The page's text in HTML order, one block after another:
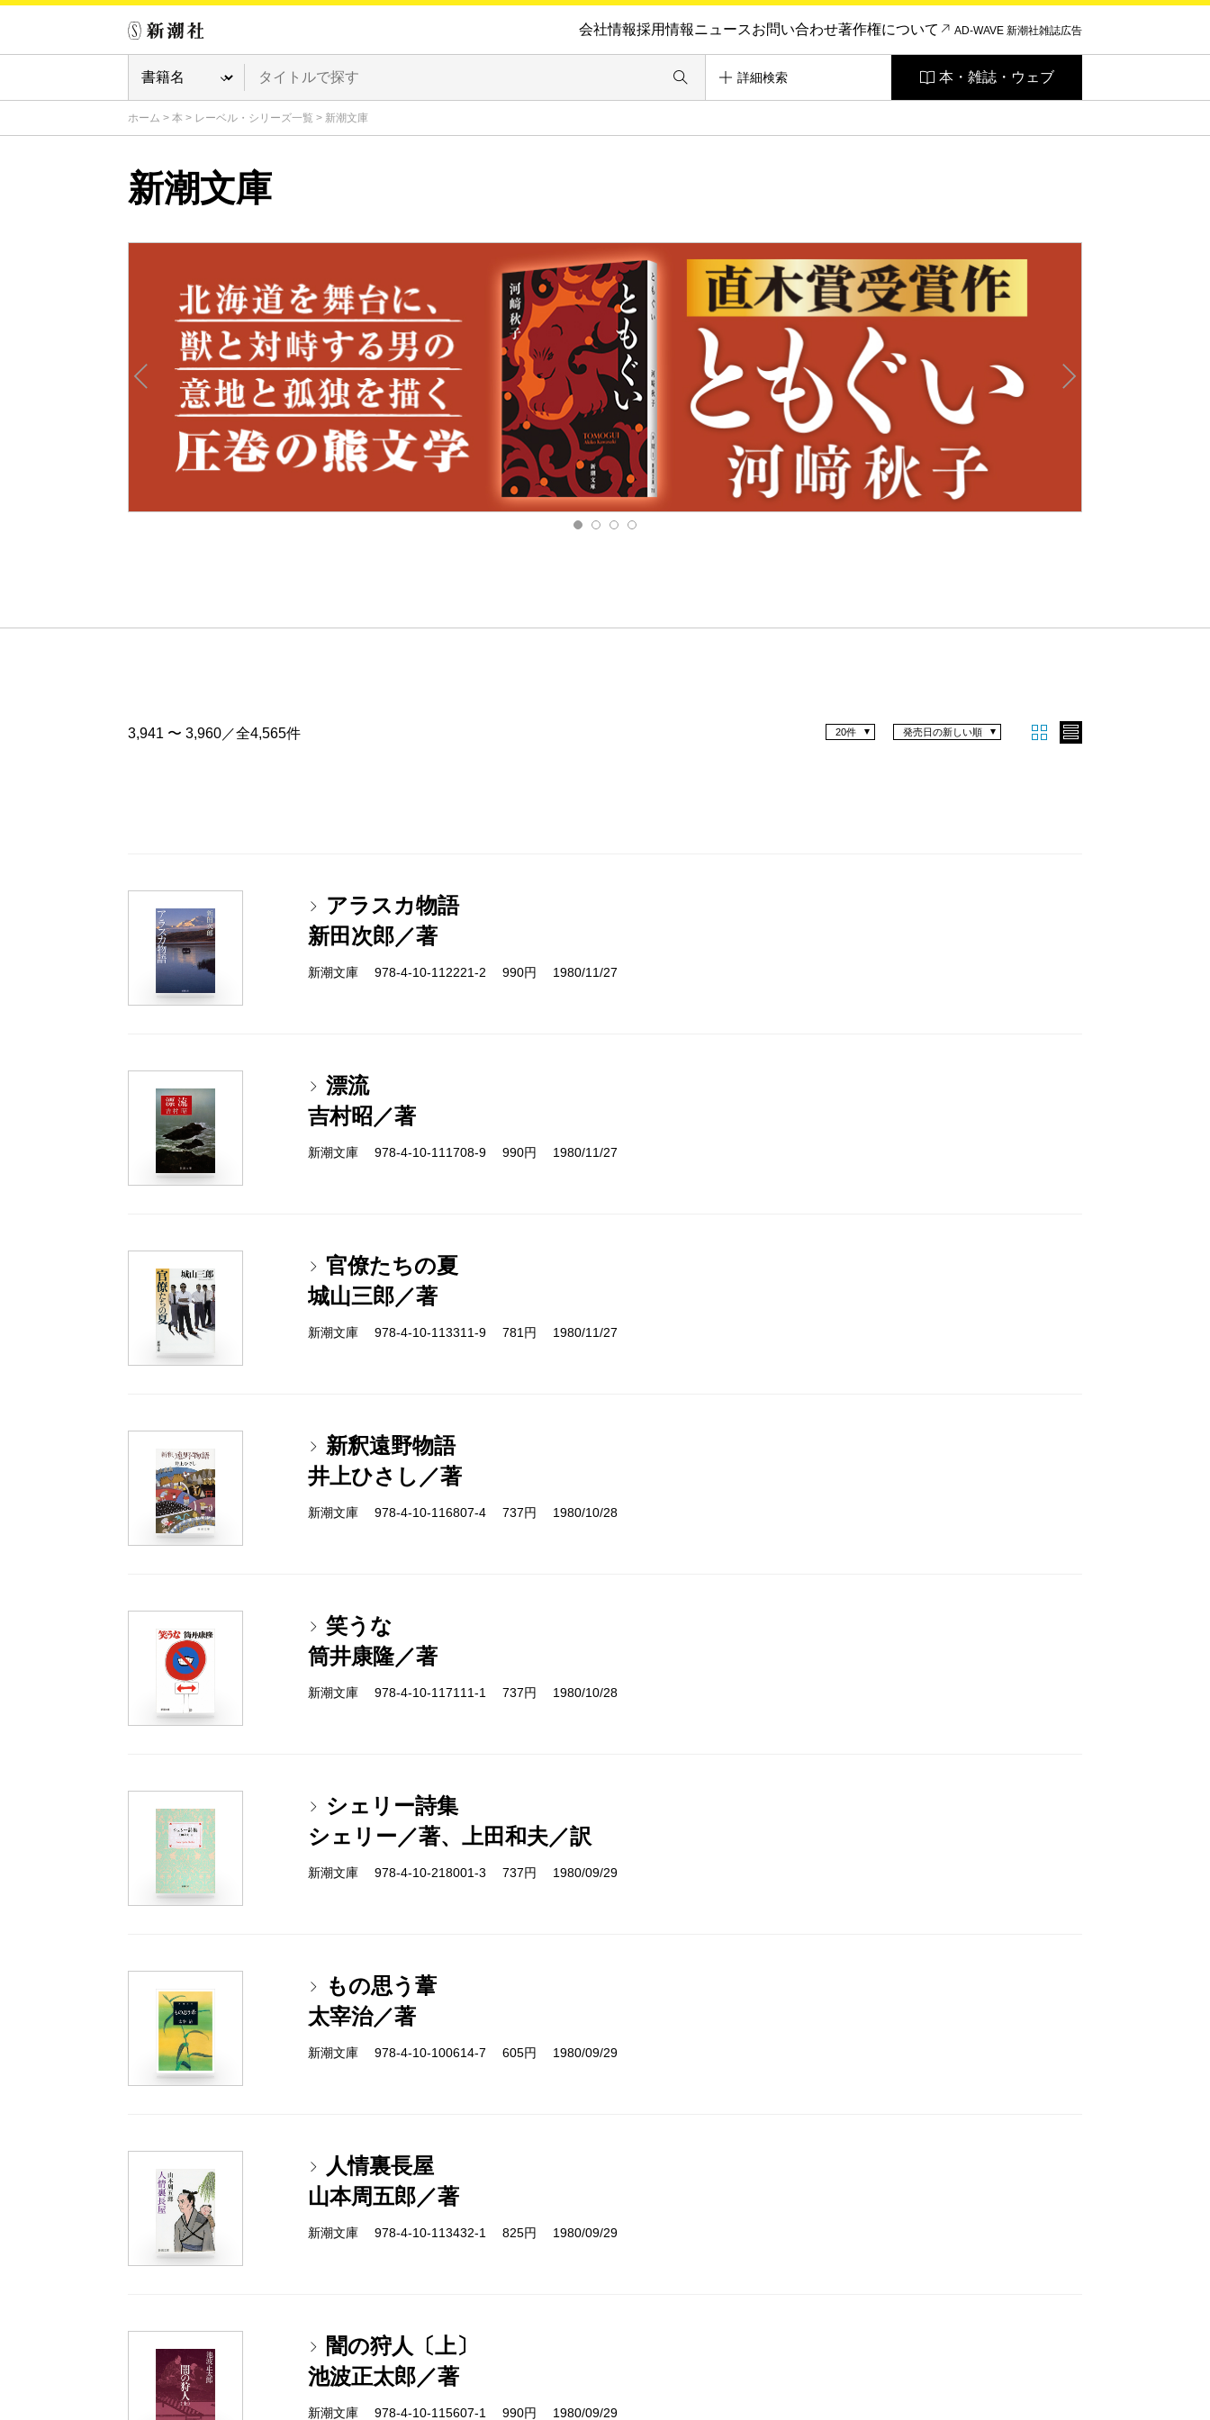
会社情報採用情報ニュースお問い合わせ著作権について AD-WAVE 新潮社雑誌広告
詳細検索 本・雑誌・ウェブ
ホーム > 本 > レーベル・シリーズ一覧 > 新潮文庫
新潮文庫
3,941 〜 3,960／全4,565件 発売日の新しい順
20件
アラスカ物語
新田次郎／著
新潮文庫 978-4-10-112221-2 990円 1980/11/27
漂流
吉村昭／著
新潮文庫 978-4-10-111708-9 990円 1980/11/27
官僚たちの夏
城山三郎／著
新潮文庫 978-4-10-113311-9 781円 1980/11/27
新釈遠野物語
井上ひさし／著
新潮文庫 978-4-10-116807-4 737円 1980/10/28
笑うな
筒井康隆／著
新潮文庫 978-4-10-117111-1 737円 1980/10/28
シェリー詩集
シェリー／著、上田和夫／訳
新潮文庫 978-4-10-218001-3 737円 1980/09/29
もの思う葦
太宰治／著
新潮文庫 978-4-10-100614-7 605円 1980/09/29
人情裏長屋
山本周五郎／著
新潮文庫 978-4-10-113432-1 825円 1980/09/29
闇の狩人〔上〕
池波正太郎／著
新潮文庫 978-4-10-115607-1 990円 1980/09/29